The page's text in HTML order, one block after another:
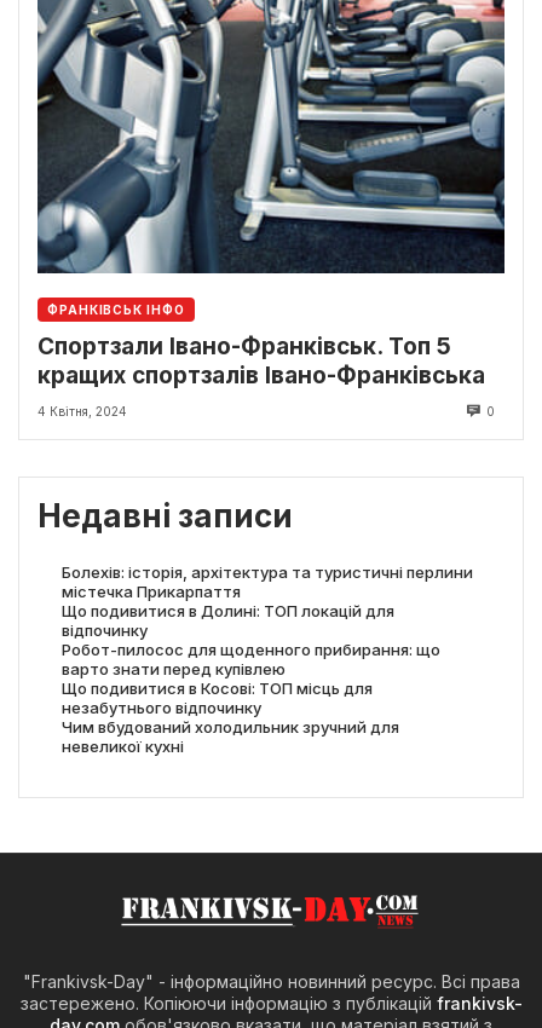
ФРАНКІВСЬК ІНФО
Спортзали Івано-Франківськ. Топ 5
кращих спортзалів Івано-Франківська
4 Квітня, 2024 0
Недавні записи
Болехів: історія, архітектура та туристичні перлини
містечка Прикарпаття
Що подивитися в Долині: ТОП локацій для
відпочинку
Робот-пилосос для щоденного прибирання: що
варто знати перед купівлею
Що подивитися в Косові: ТОП місць для
незабутнього відпочинку
Чим вбудований холодильник зручний для
невеликої кухні
"Frankivsk-Day" - інформаційно новинний ресурс. Всі права
застережено. Копіюючи інформацію з публікацій frankivsk-